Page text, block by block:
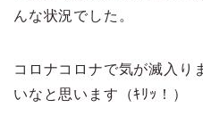
んな状況でした。
コロナコロナで気が滅入り
いなと思います（ｷﾘｯ！）